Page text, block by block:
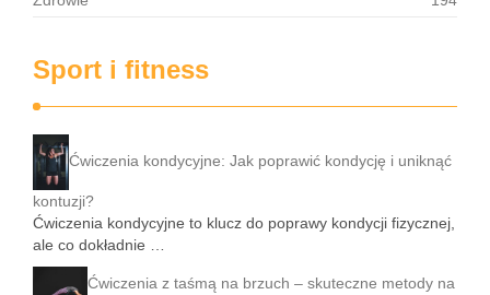
Sport i fitness
Ćwiczenia kondycyjne: Jak poprawić kondycję i uniknąć
kontuzji?
Ćwiczenia kondycyjne to klucz do poprawy kondycji fizycznej,
ale co dokładnie …
Ćwiczenia z taśmą na brzuch – skuteczne metody na